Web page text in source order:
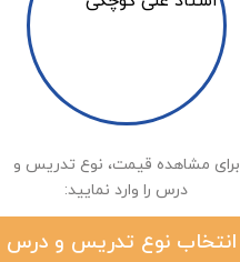
برای مشاهده قیمت، نوع تدریس و
درس را وارد نمایید:
انتخاب نوع تدریس و درس